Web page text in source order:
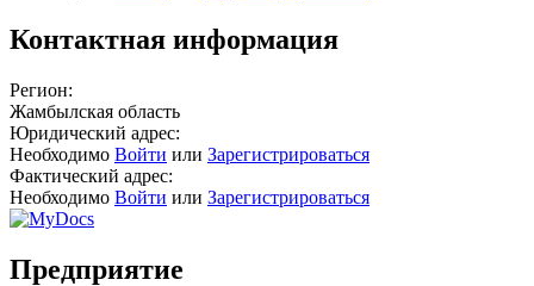
Контактная информация
Регион:
Жамбылская область
Юридический адрес:
Необходимо Войти или Зарегистрироваться
Фактический адрес:
Необходимо Войти или Зарегистрироваться
Предприятие